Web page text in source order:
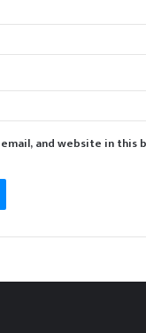
email, and website in